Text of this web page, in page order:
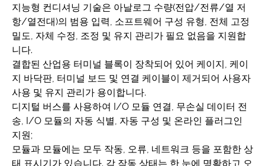
지능형 컨디셔닝 기술은 아날로그 수량(전압/전류/열 저
항/열전대)의 범용 입력, 소프트웨어 구성 유형, 전체 고정
밀도, 자체 수정, 조정 및 유지 관리가 필요 없음을 지원합
니다.
결합된 산업용 터미널 블록이 장착되어 있어 케이지, 케이
지 바닥판, 터미널 보드 및 연결 케이블이 제거되어 사용자
사용 및 유지 관리가 용이합니다.
디지털 버스를 사용하여 I/O 모듈 연결, 무손실 데이터 전
송, I/O 모듈의 자동 식별, 자동 구성 및 온라인 플러그인
지원;
모듈과 모듈에는 모두 작동, 오류, 네트워크 등을 포함한 상
태 표시기가 있습니다. 각 작동 상태는 한 눈에 명확하고 오